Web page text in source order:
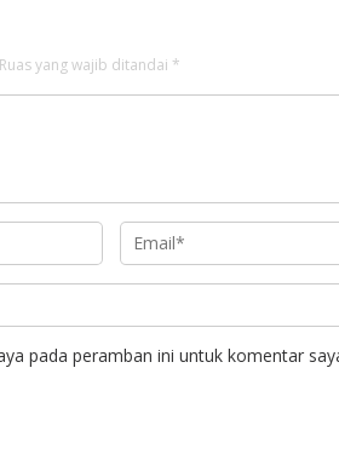
Ruas yang wajib ditandai *
pada peramban ini untuk komentar